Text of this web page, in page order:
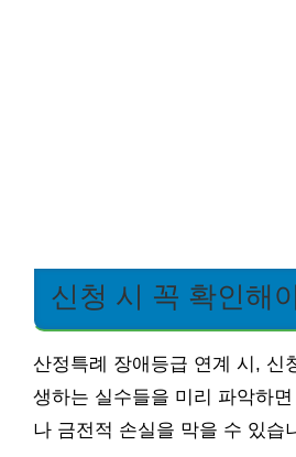
신청 시 꼭 확인해
산정특례 장애등급 연계 시, 신
생하는 실수들을 미리 파악하면
나 금전적 손실을 막을 수 있습